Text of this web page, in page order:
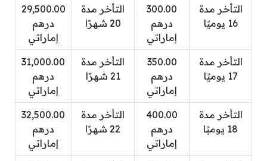
التأخر مدة
16 يوميًا
300.00
درهم
إماراتي
التأخر مدة
20 شهرًا
29,500.00
درهم
إماراتي
التأخر مدة
17 يوميًا
350.00
درهم
إماراتي
التأخر مدة
21 شهرًا
31,000.00
درهم
إماراتي
التأخر مدة
18 يوميًا
400.00
درهم
إماراتي
التأخر مدة
22 شهرًا
32,500.00
درهم
إماراتي